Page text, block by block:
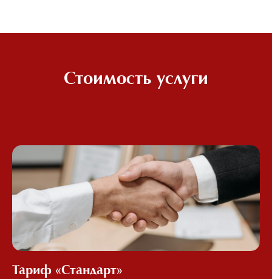
Стоимость услуги
Тариф «Стандарт»